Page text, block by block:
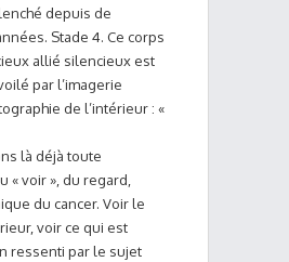
depuis de
Stade 4. Ce corps
allié silencieux est
par l’imagerie
de l’intérieur : «
là déjà toute
« voir », du regard,
du cancer. Voir le
voir ce qui est
ressenti par le sujet